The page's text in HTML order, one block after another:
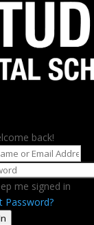
back!
me signed in
Password?